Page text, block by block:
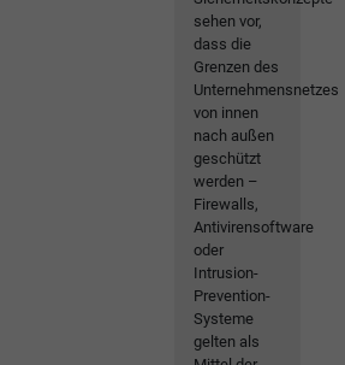
sehen vor,
dass die
Grenzen des
Unternehmensnetzes
von innen
nach außen
geschützt
werden –
Firewalls,
Antivirensoftware
oder
Intrusion-
Prevention-
Systeme
gelten als